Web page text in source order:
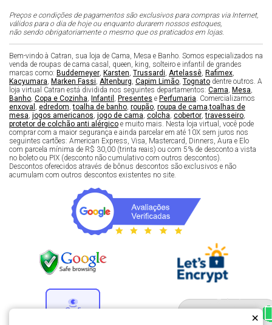
Preços e condições de pagamentos são exclusivos para compras via Internet,
válidos para o dia de hoje ou enquanto durarem nossos estoques,
não sendo obrigatoriamente o mesmo que os praticados em lojas.
Bem-vindo à Catran, sua loja de Cama, Mesa e Banho. Somos especializados na
venda de roupas de cama casal, queen, king, solteiro e infantil de grandes
marcas como: Buddemeyer Karsten Trussardi Artelassê Rafimex
Kacyumara Marken Fassi Altenburg Capim Limão Tognato dentre outros. A
loja virtual Catran está dividida nos seguintes departamentos: Cama Mesa
Banho Copa e Cozinha Infantil Presentes e Perfumaria . Comercializamos
enxoval
edredom ,toalha de banho roupão roupa de cama ,toalhas de
mesa jogos americanos jogo de cama colcha cobertor ,travesseiro
protetor de colchão anti alérgico e muito mais. Nesta loja virtual, você pode
comprar com a maior segurança e ainda parcelar em até 10X sem juros nos
seguintes cartões: American Express, Visa, Mastercard, Dinners, Aura e Elo
com parcela mínima de R$ 30,00 (trinta reais) ou com 5% de desconto a vista
no boleto ou PIX (desconto não cumulativo com outros descontos).
Descontos oferecidos através de bônus descontos são exclusivos e não
acumulam com outros descontos existentes no site.
×
Fale com um especialista
enxoval